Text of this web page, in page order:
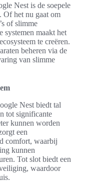
Nest is de soepele
Of het nu gaat om
of slimme
systemen maakt het
te creëren.
beheren via de
van slimme
Nest biedt tal
tot significante
kunnen worden
een
comfort, waarbij
kunnen
Tot slot biedt een
waardoor